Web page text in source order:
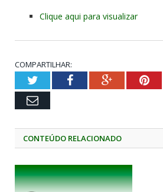
Clique aqui para visualizar
COMPARTILHAR:
TwitterFacebookGoogle+
Email
CONTEÚDO RELACIONADO